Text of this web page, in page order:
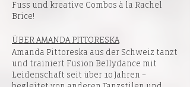
Fuss und kreative Combos à la Rachel
Brice!
ÜBER AMANDA PITTORESKA
Amanda Pittoreska aus der Schweiz tanzt
und trainiert Fusion Bellydance mit
Leidenschaft seit über 10 Jahren –